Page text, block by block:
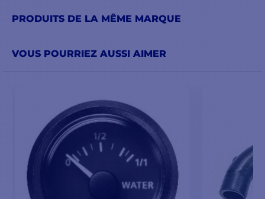
PRODUITS DE LA MÊME MARQUE
VOUS POURRIEZ AUSSI AIMER